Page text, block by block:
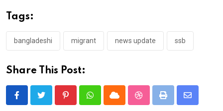
Tags:
bangladeshi migrant news update ssb
Share This Post:
PinterestWhatsappCloud StumbleUpon
Print
Share